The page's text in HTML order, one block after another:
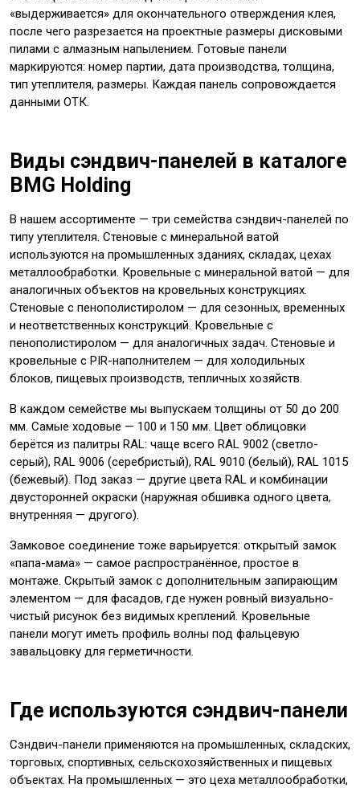
«выдерживается» для окончательного отверждения клея,
после чего разрезается на проектные размеры дисковыми
пилами с алмазным напылением. Готовые панели
маркируются: номер партии, дата производства, толщина,
тип утеплителя, размеры. Каждая панель сопровождается
данными ОТК.
Виды сэндвич-панелей в каталоге
BMG Holding
В нашем ассортименте — три семейства сэндвич-панелей по
типу утеплителя. Стеновые с минеральной ватой
используются на промышленных зданиях, складах, цехах
металлообработки. Кровельные с минеральной ватой — для
аналогичных объектов на кровельных конструкциях.
Стеновые с пенополистиролом — для сезонных, временных
и неответственных конструкций. Кровельные с
пенополистиролом — для аналогичных задач. Стеновые и
кровельные с PIR-наполнителем — для холодильных
блоков, пищевых производств, тепличных хозяйств.
В каждом семействе мы выпускаем толщины от 50 до 200
мм. Самые ходовые — 100 и 150 мм. Цвет облицовки
берётся из палитры RAL: чаще всего RAL 9002 (светло-
серый), RAL 9006 (серебристый), RAL 9010 (белый), RAL 1015
(бежевый). Под заказ — другие цвета RAL и комбинации
двусторонней окраски (наружная обшивка одного цвета,
внутренняя — другого).
Замковое соединение тоже варьируется: открытый замок
«папа-мама» — самое распространённое, простое в
монтаже. Скрытый замок с дополнительным запирающим
элементом — для фасадов, где нужен ровный визуально-
чистый рисунок без видимых креплений. Кровельные
панели могут иметь профиль волны под фальцевую
завальцовку для герметичности.
Где используются сэндвич-панели
Сэндвич-панели применяются на промышленных, складских,
торговых, спортивных, сельскохозяйственных и пищевых
объектах. На промышленных — это цеха металлообработки,